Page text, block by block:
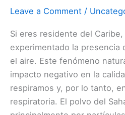
Leave a Comment /
Si eres residente del
experimentado la presencia
el aire. Este fenómeno
impacto negativo en la
respiramos y, por lo tanto,
respiratoria. El polvo del